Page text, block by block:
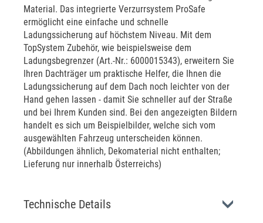
Material. Das integrierte Verzurrsystem ProSafe
ermöglicht eine einfache und schnelle
Ladungssicherung auf höchstem Niveau. Mit dem
TopSystem Zubehör, wie beispielsweise dem
Ladungsbegrenzer (Art.-Nr.: 6000015343), erweitern Sie
Ihren Dachträger um praktische Helfer, die Ihnen die
Ladungssicherung auf dem Dach noch leichter von der
Hand gehen lassen - damit Sie schneller auf der Straße
und bei Ihrem Kunden sind. Bei den angezeigten Bildern
handelt es sich um Beispielbilder, welche sich vom
ausgewählten Fahrzeug unterscheiden können.
(Abbildungen ähnlich, Dekomaterial nicht enthalten;
Lieferung nur innerhalb Österreichs)
Technische Details